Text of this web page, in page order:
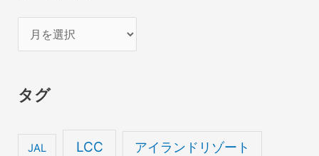
ー
イ
タグ
JAL LCC アイランドリゾート